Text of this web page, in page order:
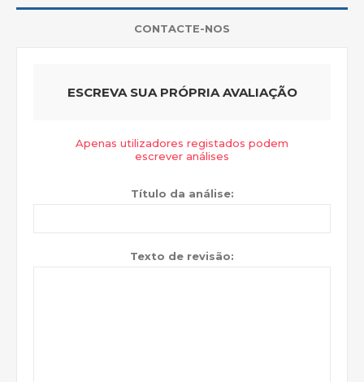
CONTACTE-NOS
ESCREVA SUA PRÓPRIA AVALIAÇÃO
Apenas utilizadores registados podem
escrever análises
Título da análise:
Texto de revisão: